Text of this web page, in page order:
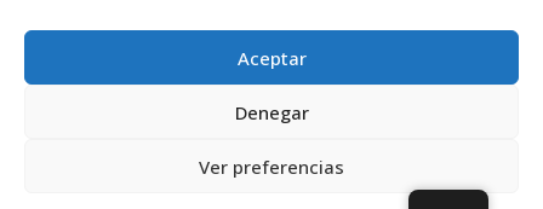
Aceptar
Denegar
Ver preferencias
Síguenos en redes sociales